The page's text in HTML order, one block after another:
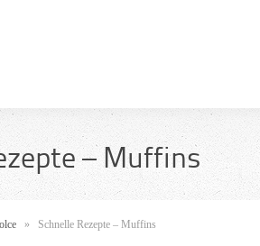
– Muffins
» Schnelle Rezepte – Muffins